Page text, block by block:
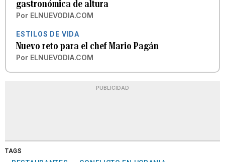
gastronómica de altura
Por ELNUEVODIA.COM
ESTILOS DE VIDA
Nuevo reto para el chef Mario Pagán
Por ELNUEVODIA.COM
PUBLICIDAD
TAGS